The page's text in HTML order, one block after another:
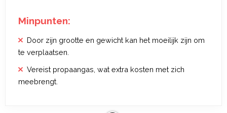
Minpunten:
Door zijn grootte en gewicht kan het moeilijk zijn om
te verplaatsen.
Vereist propaangas, wat extra kosten met zich
meebrengt.